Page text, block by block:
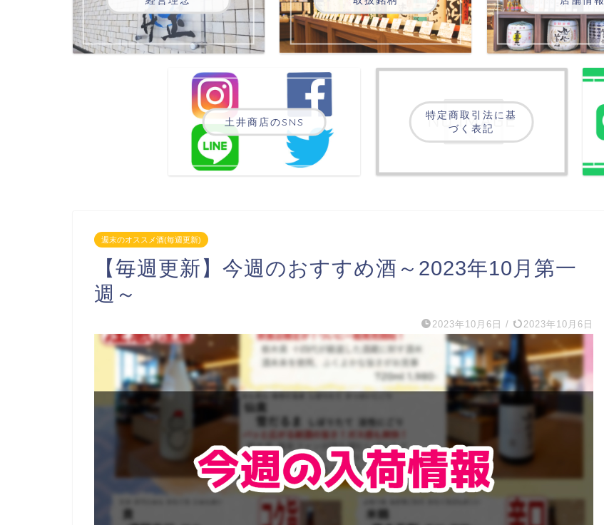
土井商店のSNS
特定商取引法に基
づく表記
週末のオススメ酒(毎週更新)
【毎週更新】今週のおすすめ酒～2023年10月第一
週～
2023年10月6日 / 2023年10月6日